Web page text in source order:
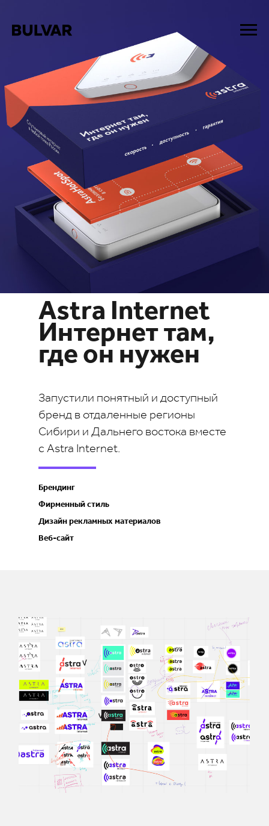
Astra Internet
Интернет там,
где он нужен
Запустили понятный и доступный
бренд в отдаленные регионы
Сибири и Дальнего востока вместе
с Astra Internet.
Брендинг
Фирменный стиль
Дизайн рекламных материалов
Веб-сайт